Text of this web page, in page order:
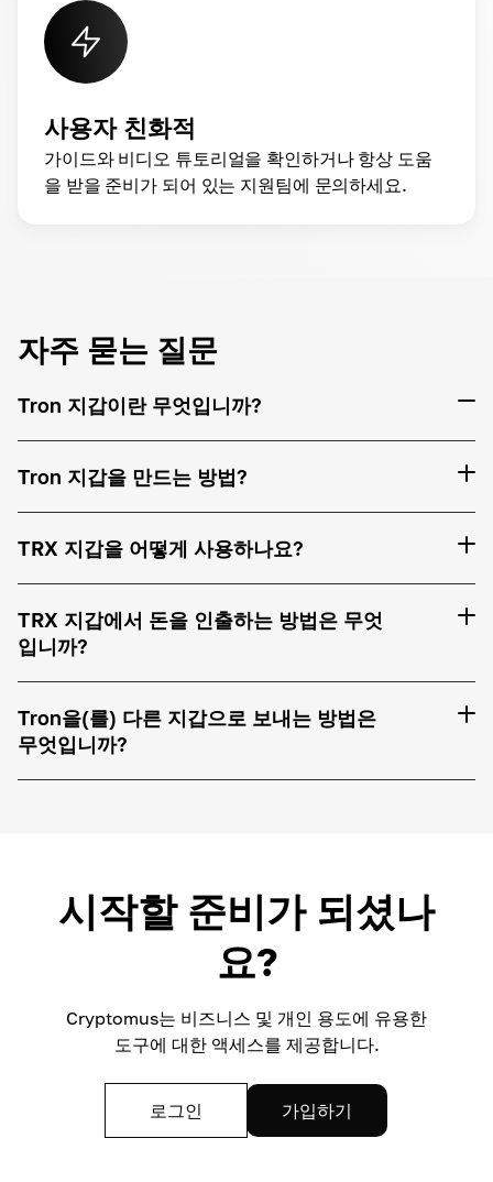
사용자 친화적
가이드와 비디오 튜토리얼을 확인하거나 항상 도움
을 받을 준비가 되어 있는 지원팀에 문의하세요.
자주 묻는 질문
Tron 지갑이란 무엇입니까?
Tron 지갑을 만드는 방법?
TRX 지갑을 어떻게 사용하나요?
TRX 지갑에서 돈을 인출하는 방법은 무엇
입니까?
Tron을(를) 다른 지갑으로 보내는 방법은
무엇입니까?
시작할 준비가 되셨나
요?
Cryptomus는 비즈니스 및 개인 용도에 유용한
도구에 대한 액세스를 제공합니다.
로그인 가입하기